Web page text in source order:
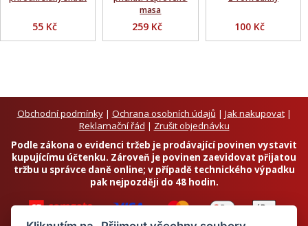
55 Kč
masa
259 Kč 100 Kč
Obchodní podmínky| Ochrana osobních údajů | Jak nakupovat|
Reklamační řád | Zrušit objednávku
Podle zákona o evidenci tržeb je prodávající povinen vystavit
kupujícímu účtenku. Zároveň je povinen zaevidovat přijatou
tržbu u správce daně online; v případě technického výpadku
pak nejpozději do 48 hodin.